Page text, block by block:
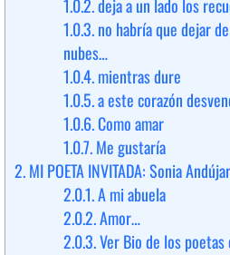
1.0.2.deja a un lado los
1.0.3.no habría que dejar
nubes…
1.0.4.mientras dure
1.0.5.a este corazón
1.0.6.Como amar
1.0.7.Me gustaría
2.MI POETA INVITADA: Sonia Andújar
2.0.1.A mi abuela
2.0.2.Amor…
2.0.3.Ver Bio de los